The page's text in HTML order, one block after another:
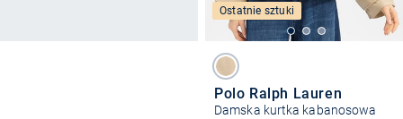
Ostatnie sztuki
Polo Ralph Lauren
Damska kurtka kabanosowa